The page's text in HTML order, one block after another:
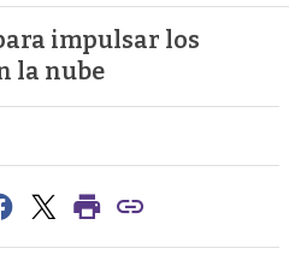
impulsar los
la nube